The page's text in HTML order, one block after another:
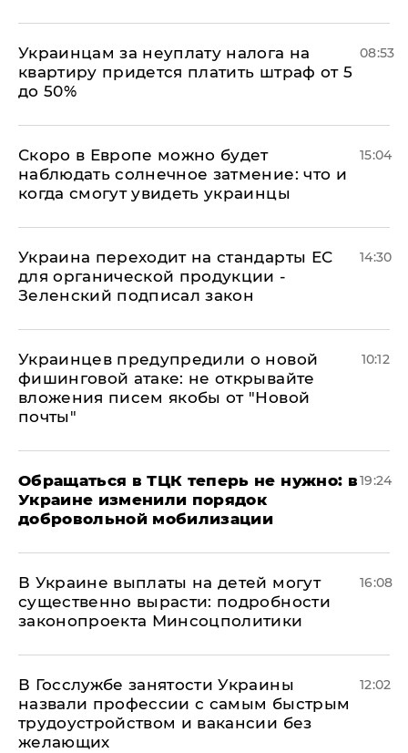
Украинцам за неуплату налога на
квартиру придется платить штраф от 5
до 50%
08:53
Скоро в Европе можно будет
наблюдать солнечное затмение: что и
когда смогут увидеть украинцы
15:04
Украина переходит на стандарты ЕС
для органической продукции -
Зеленский подписал закон
14:30
Украинцев предупредили о новой
фишинговой атаке: не открывайте
вложения писем якобы от "Новой
почты"
10:12
Обращаться в ТЦК теперь не нужно: в
Украине изменили порядок
добровольной мобилизации
19:24
В Украине выплаты на детей могут
существенно вырасти: подробности
законопроекта Минсоцполитики
16:08
В Госслужбе занятости Украины
назвали профессии с самым быстрым
трудоустройством и вакансии без
желающих
12:02